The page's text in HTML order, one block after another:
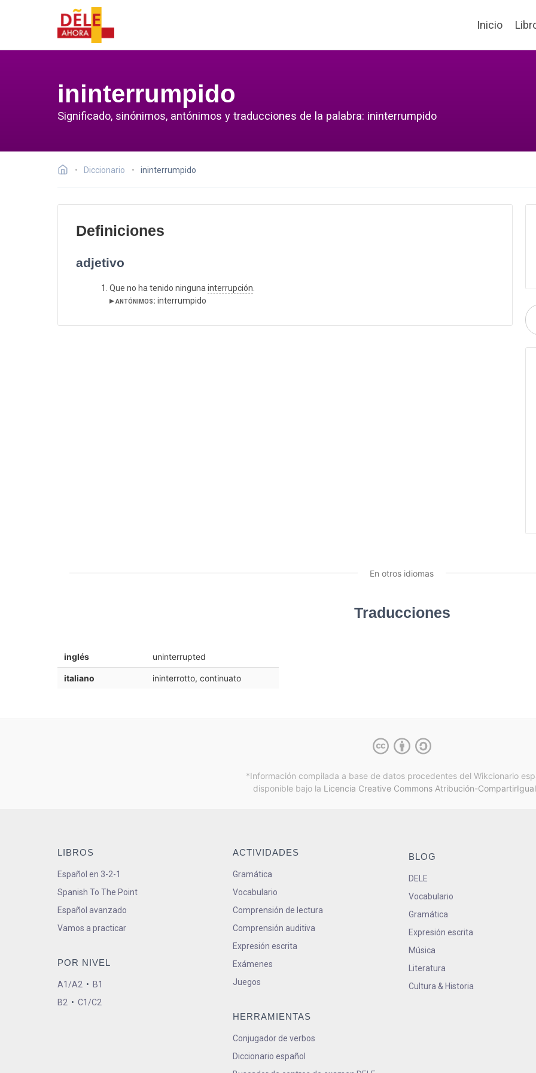
Inicio
ininterrumpido
Significado, sinónimos, antónimos y traducciones de la palabra: ininterrumpido
Diccionario ininterrumpido
Definiciones
adjetivo
Que no ha tenido ningunainterrupción.
▸ antónimos: interrumpido
En otros idiomas
Traducciones
inglés uninterrupted
italiano ininterrotto, continuato
*Información compilada a base de datos procedentes del Wikcionario
disponible bajo la Licencia Creative Commons Atribución-
LIBROS
Español en 3-2-1
Spanish To The Point
Español avanzado
Vamos a practicar
POR NIVEL
A1/A2 • B1
B2 • C1/C2
ACTIVIDADES
Gramática
Vocabulario
Comprensión de lectura
Comprensión auditiva
Expresión escrita
Exámenes
Juegos
HERRAMIENTAS
Conjugador de verbos
Diccionario español
BLOG
DELE
Vocabulario
Gramática
Expresión escrita
Música
Literatura
Cultura & Historia